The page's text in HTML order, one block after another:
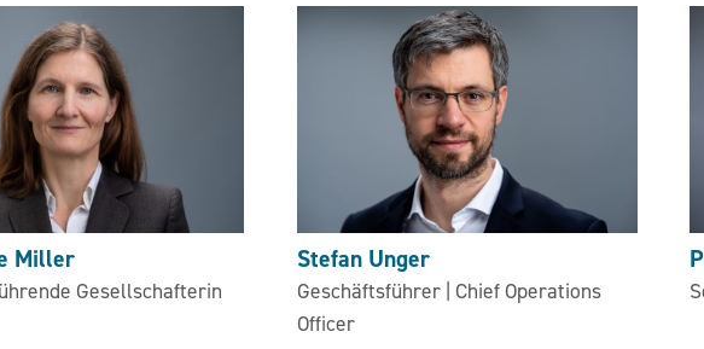
Miller
Gesellschafterin
Stefan Unger
Geschäftsführer | Chief Operations
Officer